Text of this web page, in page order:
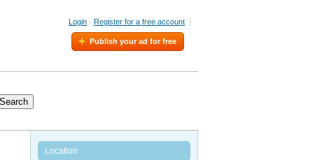
Login · Register for a free account
Publish your ad for free
Search
Location